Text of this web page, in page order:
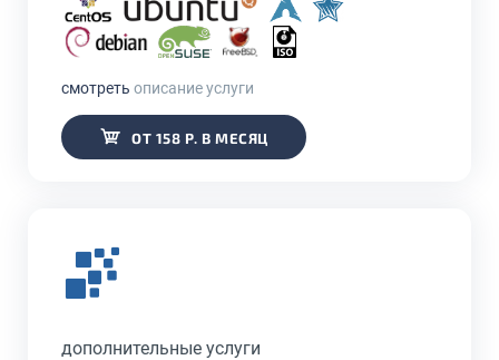
смотреть описание услуги
ОТ 158 Р. В МЕСЯЦ
дополнительные услуги